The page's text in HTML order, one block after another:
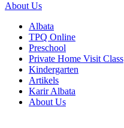
About Us
Albata
TPQ Online
Preschool
Private Home Visit Class
Kindergarten
Artikels
Karir Albata
About Us